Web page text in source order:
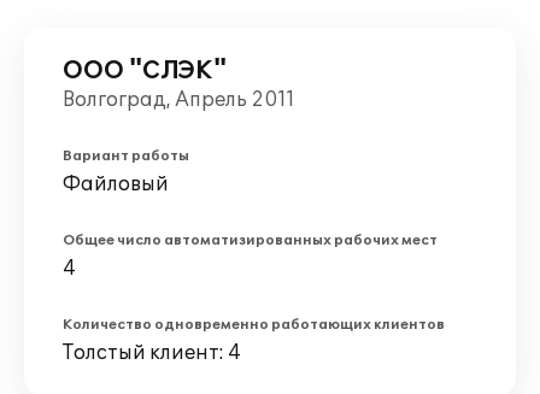
ООО "СЛЭК"
Волгоград, Апрель 2011
Вариант работы
Файловый
Общее число автоматизированных рабочих мест
4
Количество одновременно работающих клиентов
Толстый клиент: 4